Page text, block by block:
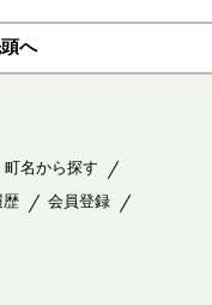
へ
町名から探す
歴
会員登録